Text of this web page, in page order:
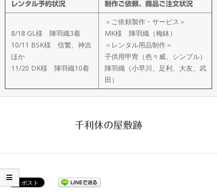
ド
製
作
武
衆
レンタル予約状況 制作ご依頼、商品ご注文状況
8/18 GL様 陣羽織3着
10/11 BSK様 信繁、神吉
ほか
11/20 DK様 陣羽織10着
＜ご依頼製作・サービス＞
MK様 陣羽織（梅鉢）
＜レンタル用品制作＞
子供用甲冑（色々威、シンプル）
陣羽織（小早川、足利、大友、武
田）
千利休の屋敷跡